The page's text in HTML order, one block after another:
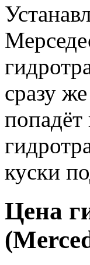
сразу
попадёт
куски
Цена